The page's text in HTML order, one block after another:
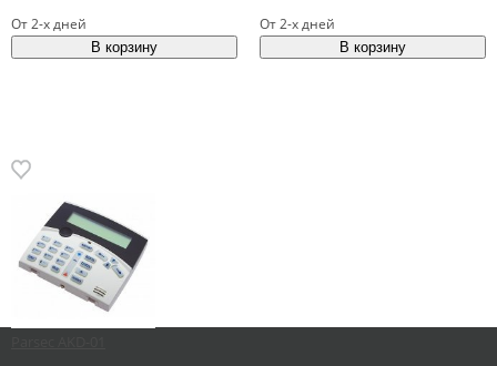
От 2-х дней От 2-х дней